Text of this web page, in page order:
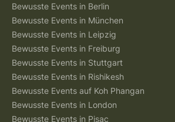
Bewusste Events in Berlin
Bewusste Events in München
Bewusste Events in Leipzig
Bewusste Events in Freiburg
Bewusste Events in Stuttgart
Bewusste Events in Rishikesh
Bewusste Events auf Koh Phangan
Bewusste Events in London
Bewusste Events in Pisac